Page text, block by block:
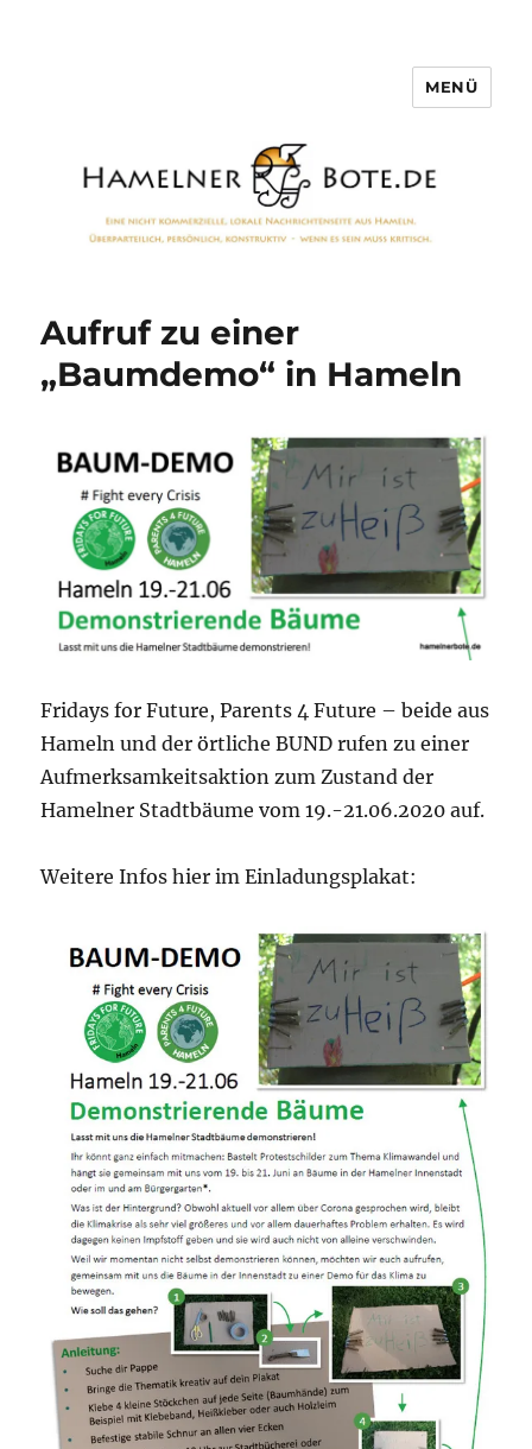
MENÜ
Aufruf zu einer
„Baumdemo“ in Hameln
Fridays for Future, Parents 4 Future – beide aus
Hameln und der örtliche BUND rufen zu einer
Aufmerksamkeitsaktion zum Zustand der
Hamelner Stadtbäume vom 19.-21.06.2020 auf.
Weitere Infos hier im Einladungsplakat: